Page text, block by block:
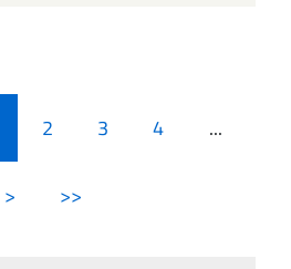
2 3 4 ...
> >>